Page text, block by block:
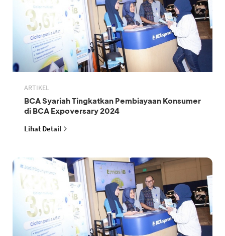
ARTIKEL
BCA Syariah Tingkatkan Pembiayaan Konsumer
di BCA Expoversary 2024
Lihat Detail